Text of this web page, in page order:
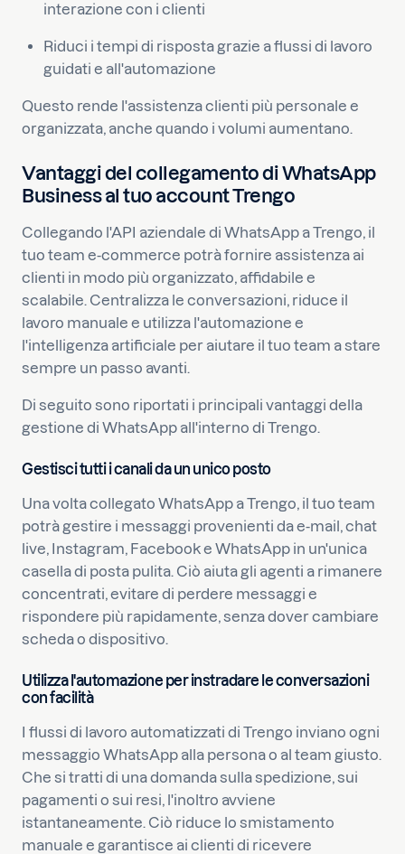
interazione con i clienti
Riduci i tempi di risposta grazie a flussi di lavoro
guidati e all'automazione
Questo rende l'assistenza clienti più personale e
organizzata, anche quando i volumi aumentano.
Vantaggi del collegamento di WhatsApp
Business al tuo account Trengo
Collegando l'API aziendale di WhatsApp a Trengo, il
tuo team e-commerce potrà fornire assistenza ai
clienti in modo più organizzato, affidabile e
scalabile. Centralizza le conversazioni, riduce il
lavoro manuale e utilizza l'automazione e
l'intelligenza artificiale per aiutare il tuo team a stare
sempre un passo avanti.
Di seguito sono riportati i principali vantaggi della
gestione di WhatsApp all'interno di Trengo.
Gestisci tutti i canali da un unico posto
Una volta collegato WhatsApp a Trengo, il tuo team
potrà gestire i messaggi provenienti da e-mail, chat
live, Instagram, Facebook e WhatsApp in un'unica
casella di posta pulita. Ciò aiuta gli agenti a rimanere
concentrati, evitare di perdere messaggi e
rispondere più rapidamente, senza dover cambiare
scheda o dispositivo.
Utilizza l'automazione per instradare le conversazioni
con facilità
I flussi di lavoro automatizzati di Trengo inviano ogni
messaggio WhatsApp alla persona o al team giusto.
Che si tratti di una domanda sulla spedizione, sui
pagamenti o sui resi, l'inoltro avviene
istantaneamente. Ciò riduce lo smistamento
manuale e garantisce ai clienti di ricevere